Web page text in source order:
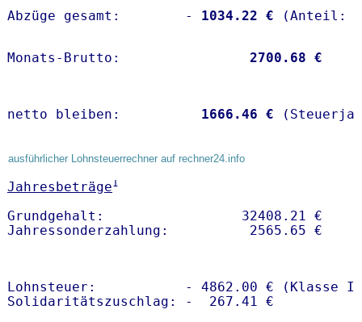
Abzüge gesamt:        -
1034.22 €
Monats-Brutto: 2700.68 €
netto bleiben: 1666.46 €
ausführlicher Lohnsteuerrechner auf rechner24.info
Jahresbeträge1
Grundgehalt:                 32408.21 €
Lohnsteuer:           - 4862.00 € (Klasse I)
Solidaritätszuschlag: -  267.41 €